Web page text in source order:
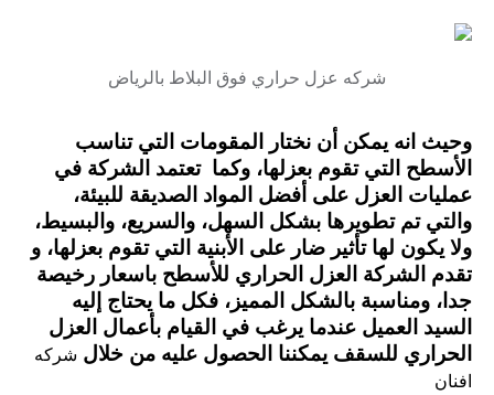
شركه عزل حراري فوق البلاط بالرياض
وحيث انه يمكن أن نختار المقومات التي تناسب
الأسطح التي تقوم بعزلها، وكما تعتمد الشركة في
عمليات العزل على أفضل المواد الصديقة للبيئة،
والتي تم تطويرها بشكل السهل، والسريع، والبسيط،
ولا يكون لها تأثير ضار على الأبنية التي تقوم بعزلها، و
تقدم الشركة العزل الحراري للأسطح باسعار رخيصة
جدا، ومناسبة بالشكل المميز، فكل ما يحتاج إليه
السيد العميل عندما يرغب في القيام بأعمال العزل
الحراري للسقف يمكننا الحصول عليه من خلال شركه
افنان